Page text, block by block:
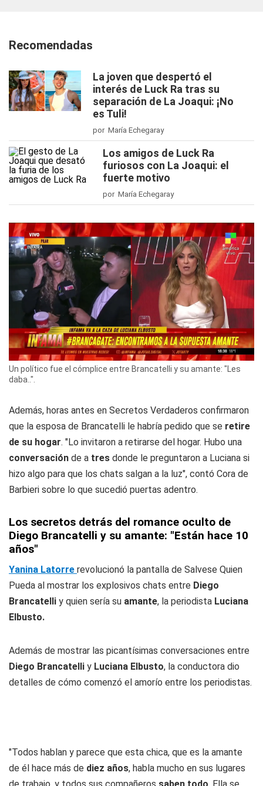
Recomendadas
La joven que despertó el
interés de Luck Ra tras su
separación de La Joaqui: ¡No
es Tuli!
por María Echegaray
Los amigos de Luck Ra
furiosos con La Joaqui: el
fuerte motivo
por María Echegaray
Un político fue el cómplice entre Brancatelli y su amante: "Les
daba..".
Además, horas antes en Secretos Verdaderos confirmaron
que la esposa de Brancatelli le habría pedido que se retire
de su hogar. "Lo invitaron a retirarse del hogar. Hubo una
conversación de a tres donde le preguntaron a Luciana si
hizo algo para que los chats salgan a la luz", contó Cora de
Barbieri sobre lo que sucedió puertas adentro.
Los secretos detrás del romance oculto de
Diego Brancatelli y su amante: "Están hace 10
años"
Yanina Latorre revolucionó la pantalla de Salvese Quien
Pueda al mostrar los explosivos chats entre Diego
Brancatelli y quien sería su amante, la periodista Luciana
Elbusto.
Además de mostrar las picantísimas conversaciones entre
Diego Brancatelli y Luciana Elbusto, la conductora dio
detalles de cómo comenzó el amorío entre los periodistas.
"Todos hablan y parece que esta chica, que es la amante
de él hace más de diez años, habla mucho en sus lugares